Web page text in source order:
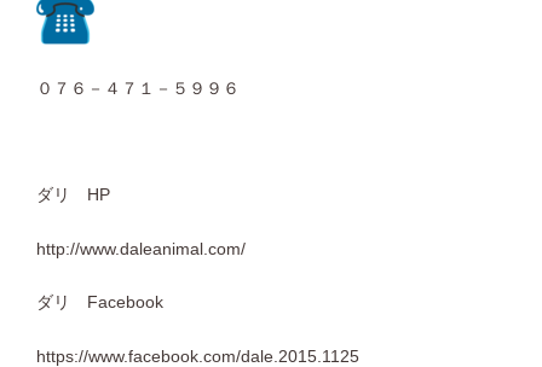
０７６－４７１－５９９６
ダリ HP
http://www.daleanimal.com/
ダリ Facebook
https://www.facebook.com/dale.2015.1125